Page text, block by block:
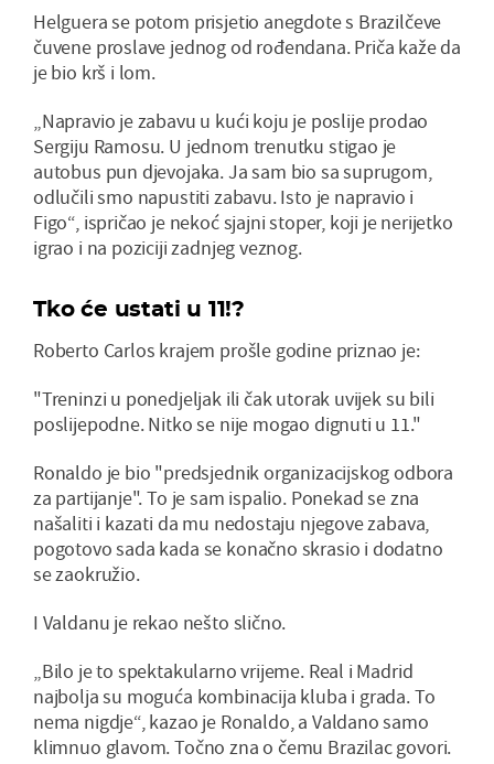
Helguera se potom prisjetio anegdote s Brazilčeve
čuvene proslave jednog od rođendana. Priča kaže da
je bio krš i lom.
„Napravio je zabavu u kući koju je poslije prodao
Sergiju Ramosu. U jednom trenutku stigao je
autobus pun djevojaka. Ja sam bio sa suprugom,
odlučili smo napustiti zabavu. Isto je napravio i
Figo“, ispričao je nekoć sjajni stoper, koji je nerijetko
igrao i na poziciji zadnjeg veznog.
Tko će ustati u 11!?
Roberto Carlos krajem prošle godine priznao je:
"Treninzi u ponedjeljak ili čak utorak uvijek su bili
poslijepodne. Nitko se nije mogao dignuti u 11."
Ronaldo je bio "predsjednik organizacijskog odbora
za partijanje". To je sam ispalio. Ponekad se zna
našaliti i kazati da mu nedostaju njegove zabava,
pogotovo sada kada se konačno skrasio i dodatno
se zaokružio.
I Valdanu je rekao nešto slično.
„Bilo je to spektakularno vrijeme. Real i Madrid
najbolja su moguća kombinacija kluba i grada. To
nema nigdje“, kazao je Ronaldo, a Valdano samo
klimnuo glavom. Točno zna o čemu Brazilac govori.